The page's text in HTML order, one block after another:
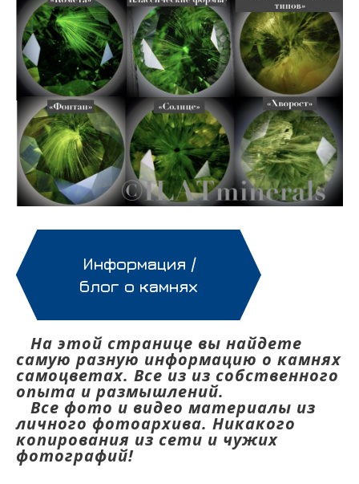
Информация /
блог о камнях
На этой странице вы найдете
самую разную информацию о камнях
самоцветах. Все из из собственного
опыта и размышлений.
Все фото и видео материалы из
личного фотоархива. Никакого
копирования из сети и чужих
фотографий!